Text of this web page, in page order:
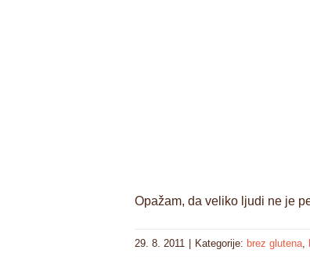
Opažam, da veliko ljudi ne je
29. 8. 2011 | Kategorije: brez glutena